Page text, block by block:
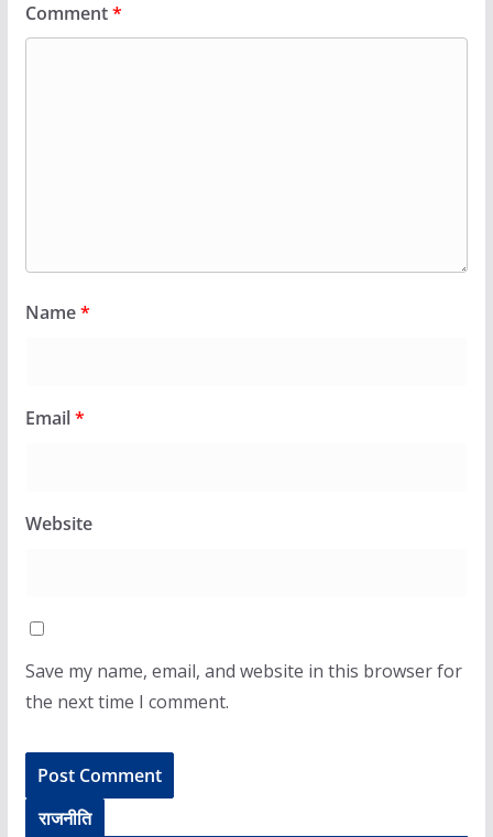
Comment*
Name*
Email*
Website
Save my name, email, and website in this browser for
the next time I comment.
राजनीति